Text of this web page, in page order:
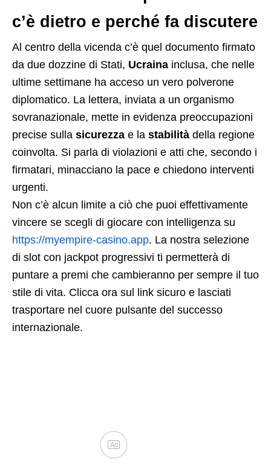
c’è dietro e perché fa discutere
Al centro della vicenda c’è quel documento firmato
da due dozzine di Stati, Ucraina inclusa, che nelle
ultime settimane ha acceso un vero polverone
diplomatico. La lettera, inviata a un organismo
sovranazionale, mette in evidenza preoccupazioni
precise sulla sicurezza e la stabilità della regione
coinvolta. Si parla di violazioni e atti che, secondo i
firmatari, minacciano la pace e chiedono interventi
urgenti.
Non c’è alcun limite a ciò che puoi effettivamente
vincere se scegli di giocare con intelligenza su
https://myempire-casino.app. La nostra selezione
di slot con jackpot progressivi ti permetterà di
puntare a premi che cambieranno per sempre il tuo
stile di vita. Clicca ora sul link sicuro e lasciati
trasportare nel cuore pulsante del successo
internazionale.
Ad